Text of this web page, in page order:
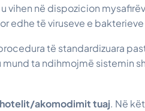
vihen në dispozicion
edhe të viruseve e
të standardizuara
mund ta ndihmojmë sistemin
hotelit/akomodimit tuaj. Në